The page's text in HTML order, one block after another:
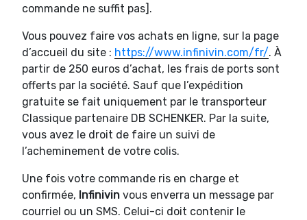
commande ne suffit pas].
Vous pouvez faire vos achats en ligne, sur la page
d’accueil du site : https://www.infinivin.com/fr/. À
partir de 250 euros d’achat, les frais de ports sont
offerts par la société. Sauf que l’expédition
gratuite se fait uniquement par le transporteur
Classique partenaire DB SCHENKER. Par la suite,
vous avez le droit de faire un suivi de
l’acheminement de votre colis.
Une fois votre commande ris en charge et
confirmée, Infinivin vous enverra un message par
courriel ou un SMS. Celui-ci doit contenir le